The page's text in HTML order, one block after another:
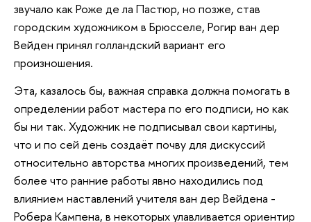
звучало как Роже де ла Пастюр, но позже, став
городским художником в Брюсселе, Рогир ван дер
Вейден принял голландский вариант его
произношения.
Эта, казалось бы, важная справка должна помогать в
определении работ мастера по его подписи, но как
бы ни так. Художник не подписывал свои картины,
что и по сей день создаёт почву для дискуссий
относительно авторства многих произведений, тем
более что ранние работы явно находились под
влиянием наставлений учителя ван дер Вейдена -
Робера Кампена, в некоторых улавливается ориентир